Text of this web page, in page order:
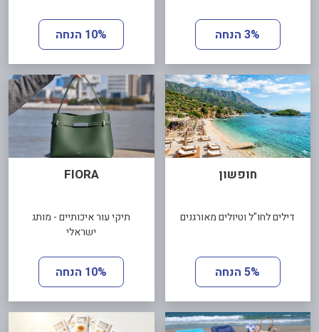
3% הנחה 10% הנחה
חופשון
דילים לחו"ל וטיולים מאורגנים
5% הנחה
FIORA
תיקי עור איכותיים - מותג
ישראלי
10% הנחה